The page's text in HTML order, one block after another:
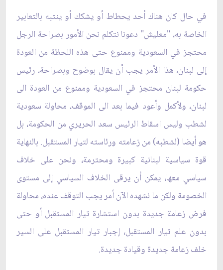
في حال كان هناك أحد يحطاط أو يشكك أو ينتبه بالتعابير
الخاصة به، "معليش" دعونا نتكلم نحن الأمور بصراحة ‏الرجل
محتجز في السعودية وممنوع حتى هذه اللحظة من العودة
إلى لبنان، هذا الأمر يجب أن يقال بوضوح ‏وبصراحة، رئيس
حكومة لبنان محتجز في السعودية وممنوع من العودة الى
لبنان، ولأكمل وأعود فيما بعد الى ‏الموقف، محاولة سعودية
لشطب وليس اسقاط الرئيس سعد الحريري من الحكومة، بل
هو أيضا (لشطبه) من ‏زعامته ورئاسته لتيار المستقبل. بالنهاية
قوة سياسية لبنانية كبيرة ومحترمة، ونحن على خلاف
سياسي معها، ‏يمكن أن يرقى الخلاف السياسي إلى مستوى
الخصومة ولكن ما نشهده الآن أمر يجب التوقف عنده، محاولة
فرض ‏زعامة جديدة بدون استشارة تيار المستقبل أو حتى
بدون علم تيار المستقبل، إجبار تيار المستقبل على السير
خلف ‏زعامة جديدة وقيادة جديدة.‏